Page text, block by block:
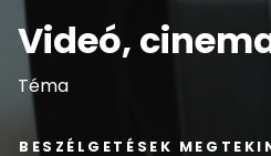
Videó,
Téma
BESZÉLGETÉSEK